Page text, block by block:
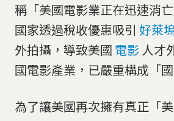
稱「美國電影業正在迅速消
國家透過稅收優惠吸引 好萊
外拍攝，導致美國 電影人才
國電影產業，已嚴重構成「
為了讓美國再次擁有真正「